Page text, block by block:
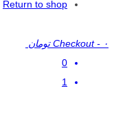
Return to shop
Checkout - ۰ تومان
0
1